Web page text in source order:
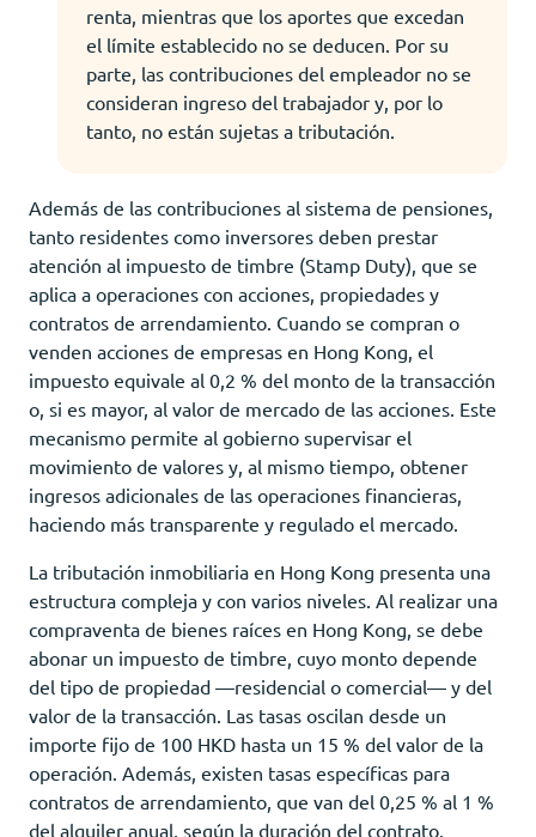
renta, mientras que los aportes que excedan
el límite establecido no se deducen. Por su
parte, las contribuciones del empleador no se
consideran ingreso del trabajador y, por lo
tanto, no están sujetas a tributación.
Además de las contribuciones al sistema de pensiones,
tanto residentes como inversores deben prestar
atención al impuesto de timbre (Stamp Duty), que se
aplica a operaciones con acciones, propiedades y
contratos de arrendamiento. Cuando se compran o
venden acciones de empresas en Hong Kong, el
impuesto equivale al 0,2 % del monto de la transacción
o, si es mayor, al valor de mercado de las acciones. Este
mecanismo permite al gobierno supervisar el
movimiento de valores y, al mismo tiempo, obtener
ingresos adicionales de las operaciones financieras,
haciendo más transparente y regulado el mercado.
La tributación inmobiliaria en Hong Kong presenta una
estructura compleja y con varios niveles. Al realizar una
compraventa de bienes raíces en Hong Kong, se debe
abonar un impuesto de timbre, cuyo monto depende
del tipo de propiedad —residencial o comercial— y del
valor de la transacción. Las tasas oscilan desde un
importe fijo de 100 HKD hasta un 15 % del valor de la
operación. Además, existen tasas específicas para
contratos de arrendamiento, que van del 0,25 % al 1 %
del alquiler anual, según la duración del contrato.